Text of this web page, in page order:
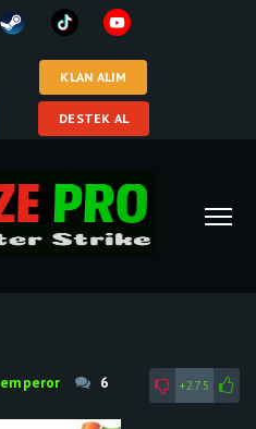
KLAN ALIM
DESTEK AL
emperor 6 +275